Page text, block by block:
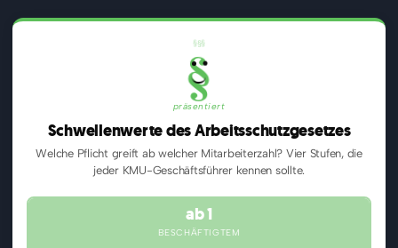
§§§
§
präsentiert
Schwellenwerte des Arbeitsschutzgesetzes
Welche Pflicht greift ab welcher Mitarbeiterzahl? Vier Stufen, die
jeder KMU-Geschäftsführer kennen sollte.
ab 1
BESCHÄFTIGTEM